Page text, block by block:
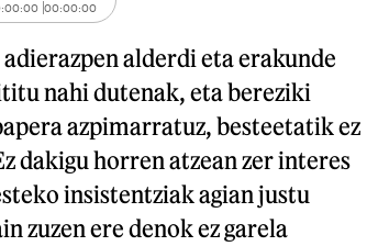
00:00:00
alderdi eta erakunde
nahi dutenak, eta bereziki
azpimarratuz, besteetatik ez
dakigu horren atzean zer interes
insistentziak agian justu
zuzen ere denok ez garela